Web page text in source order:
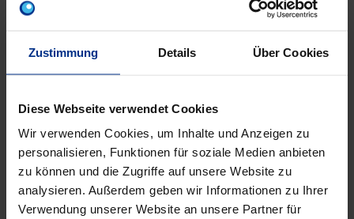
Zustimmung Details Über Cookies
Diese Webseite verwendet Cookies
Wir verwenden Cookies, um Inhalte und Anzeigen zu
personalisieren, Funktionen für soziale Medien anbieten
zu können und die Zugriffe auf unsere Website zu
analysieren. Außerdem geben wir Informationen zu Ihrer
Verwendung unserer Website an unsere Partner für
schw ESt/CSt